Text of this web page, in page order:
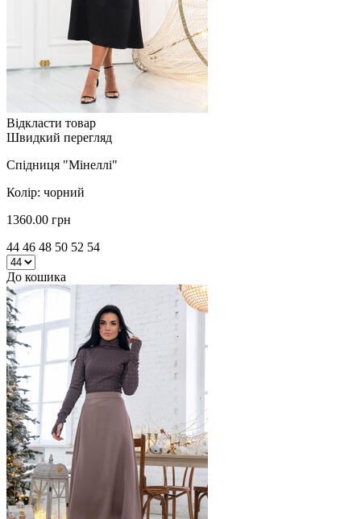
Відкласти товар
Швидкий перегляд
Спідниця "Мінеллі"
Колір: чорний
1360.00 грн
44 46 48 50 52 54
До кошика